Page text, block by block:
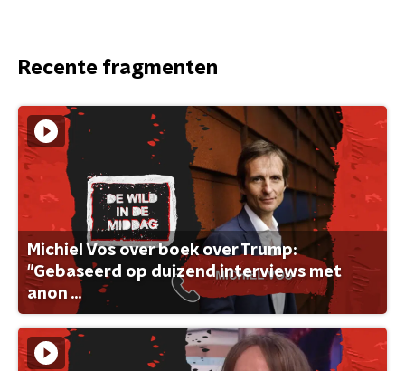
Recente fragmenten
Michiel Vos over boek over Trump:
"Gebaseerd op duizend interviews met
anon ...